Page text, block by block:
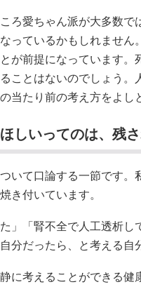
ろ愛ちゃん派が大多数で
っているかもしれませ
が前提になっています
ことはないのでしょう
当たり前の考え方をよし
しいってのは、残
いて口論する一節です。
き付いています。
」「腎不全で人工透析
分だったら、と考える自
に考えることができる健